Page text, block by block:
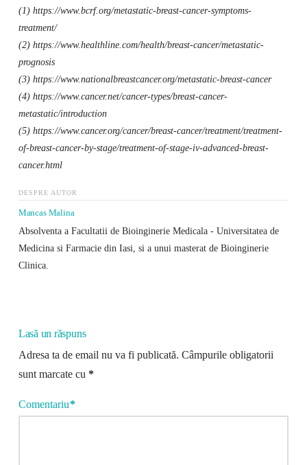
(1) https://www.bcrf.org/metastatic-breast-cancer-symptoms-
treatment/
(2) https://www.healthline.com/health/breast-cancer/metastatic-
prognosis
(3) https://www.nationalbreastcancer.org/metastatic-breast-cancer
(4) https://www.cancer.net/cancer-types/breast-cancer-
metastatic/introduction
(5) https://www.cancer.org/cancer/breast-cancer/treatment/treatment-
of-breast-cancer-by-stage/treatment-of-stage-iv-advanced-breast-
cancer.html
DESPRE AUTOR
Mancas Malina
Absolventa a Facultatii de Bioinginerie Medicala - Universitatea de
Medicina si Farmacie din Iasi, si a unui masterat de Bioinginerie
Clinica.
Lasă un răspuns
Adresa ta de email nu va fi publicată. Câmpurile obligatorii
sunt marcate cu *
Comentariu*